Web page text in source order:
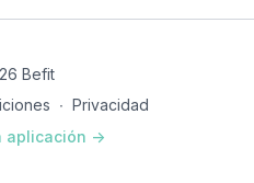
Befit
∙ Privacidad
aplicación ->